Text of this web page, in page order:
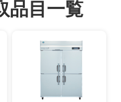
品目一覧